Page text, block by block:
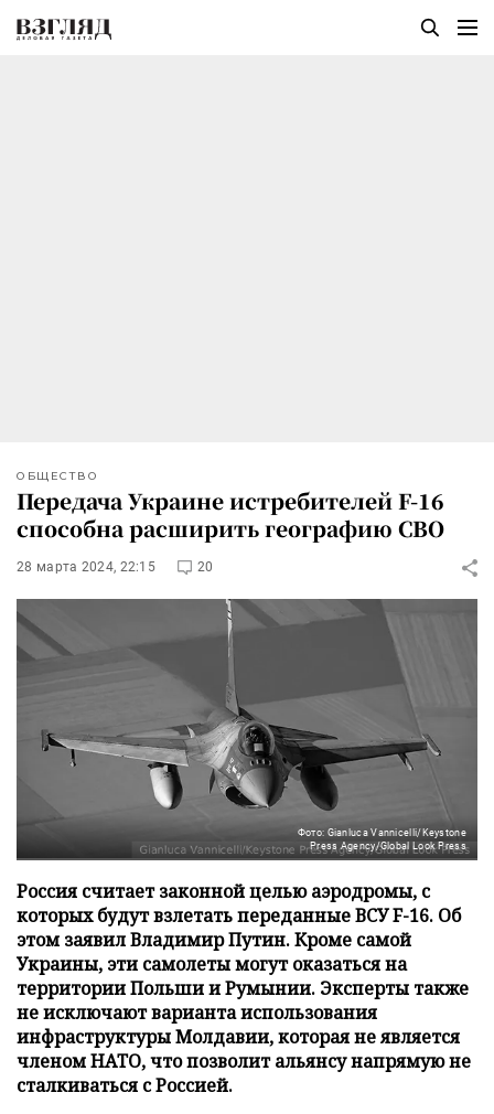
ОБЩЕСТВО
Передача Украине истребителей F-16
способна расширить географию СВО
28 марта 2024, 22:15 20
Фото: Gianluca Vannicelli/Keystone
Press Agency/Global Look Press
Россия считает законной целью аэродромы, с
которых будут взлетать переданные ВСУ F-16. Об
этом заявил Владимир Путин. Кроме самой
Украины, эти самолеты могут оказаться на
территории Польши и Румынии. Эксперты также
не исключают варианта использования
инфраструктуры Молдавии, которая не является
членом НАТО, что позволит альянсу напрямую не
сталкиваться с Россией.